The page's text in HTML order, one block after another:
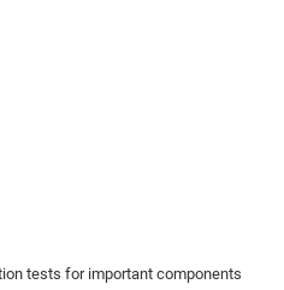
tests for important components